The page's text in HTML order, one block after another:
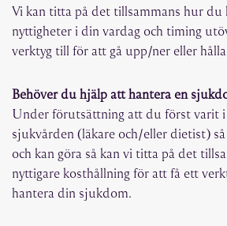
Vi kan titta på det tillsammans hur du
nyttigheter i din vardag och timing
verktyg till för att gå upp/ner eller
Behöver du hjälp att hantera en
Under förutsättning att du först varit
sjukvården (läkare och/eller dietist)
och kan göra så kan vi titta på det
nyttigare kosthållning för att få ett
hantera din sjukdom.